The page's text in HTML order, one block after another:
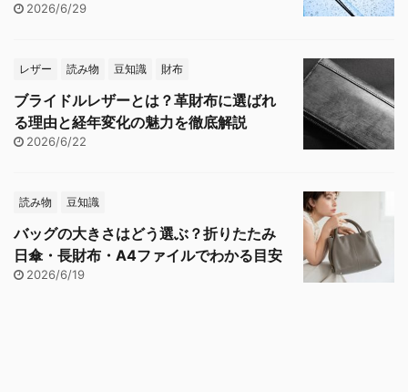
2026/6/29
レザー 読み物 豆知識 財布
ブライドルレザーとは？革財布に選ばれ
る理由と経年変化の魅力を徹底解説
2026/6/22
読み物 豆知識
バッグの大きさはどう選ぶ？折りたたみ
日傘・長財布・A4ファイルでわかる目安
2026/6/19